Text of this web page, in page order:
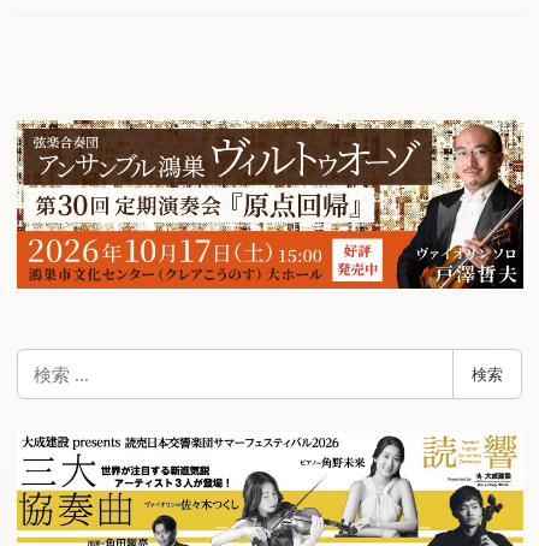
検
索
検索